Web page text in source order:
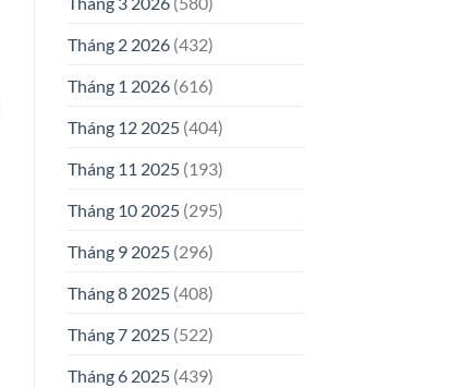
Tháng 2 2026(432)
Tháng 1 2026(616)
Tháng 12 2025(404)
Tháng 11 2025(193)
Tháng 10 2025(295)
Tháng 9 2025(296)
Tháng 8 2025(408)
Tháng 7 2025(522)
Tháng 6 2025(439)